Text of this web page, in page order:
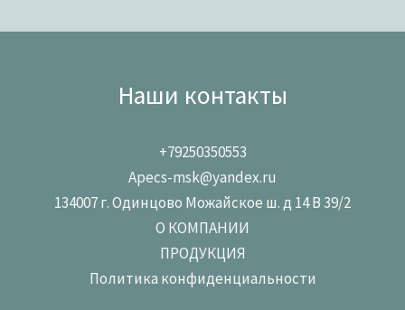
Наши контакты
+79250350553
Apecs-msk@yandex.ru
134007 г. Одинцово Можайское ш. д 14 В 39/2
О КОМПАНИИ
ПРОДУКЦИЯ
Политика конфиденциальности